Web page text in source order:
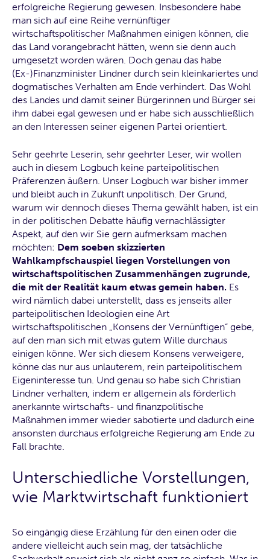
erfolgreiche Regierung gewesen. Insbesondere habe
man sich auf eine Reihe vernünftiger
wirtschaftspolitischer Maßnahmen einigen können, die
das Land vorangebracht hätten, wenn sie denn auch
umgesetzt worden wären. Doch genau das habe
(Ex-)Finanzminister Lindner durch sein kleinkariertes und
dogmatisches Verhalten am Ende verhindert. Das Wohl
des Landes und damit seiner Bürgerinnen und Bürger sei
ihm dabei egal gewesen und er habe sich ausschließlich
an den Interessen seiner eigenen Partei orientiert.
Sehr geehrte Leserin, sehr geehrter Leser, wir wollen
auch in diesem Logbuch keine parteipolitischen
Präferenzen äußern. Unser Logbuch war bisher immer
und bleibt auch in Zukunft unpolitisch. Der Grund,
warum wir dennoch dieses Thema gewählt haben, ist ein
in der politischen Debatte häufig vernachlässigter
Aspekt, auf den wir Sie gern aufmerksam machen
möchten: Dem soeben skizzierten
Wahlkampfschauspiel liegen Vorstellungen von
wirtschaftspolitischen Zusammenhängen zugrunde,
die mit der Realität kaum etwas gemein haben. Es
wird nämlich dabei unterstellt, dass es jenseits aller
parteipolitischen Ideologien eine Art
wirtschaftspolitischen „Konsens der Vernünftigen“ gebe,
auf den man sich mit etwas gutem Wille durchaus
einigen könne. Wer sich diesem Konsens verweigere,
könne das nur aus unlauterem, rein parteipolitischem
Eigeninteresse tun. Und genau so habe sich Christian
Lindner verhalten, indem er allgemein als förderlich
anerkannte wirtschafts- und finanzpolitische
Maßnahmen immer wieder sabotierte und dadurch eine
ansonsten durchaus erfolgreiche Regierung am Ende zu
Fall brachte.
Unterschiedliche Vorstellungen,
wie Marktwirtschaft funktioniert
So eingängig diese Erzählung für den einen oder die
andere vielleicht auch sein mag, der tatsächliche